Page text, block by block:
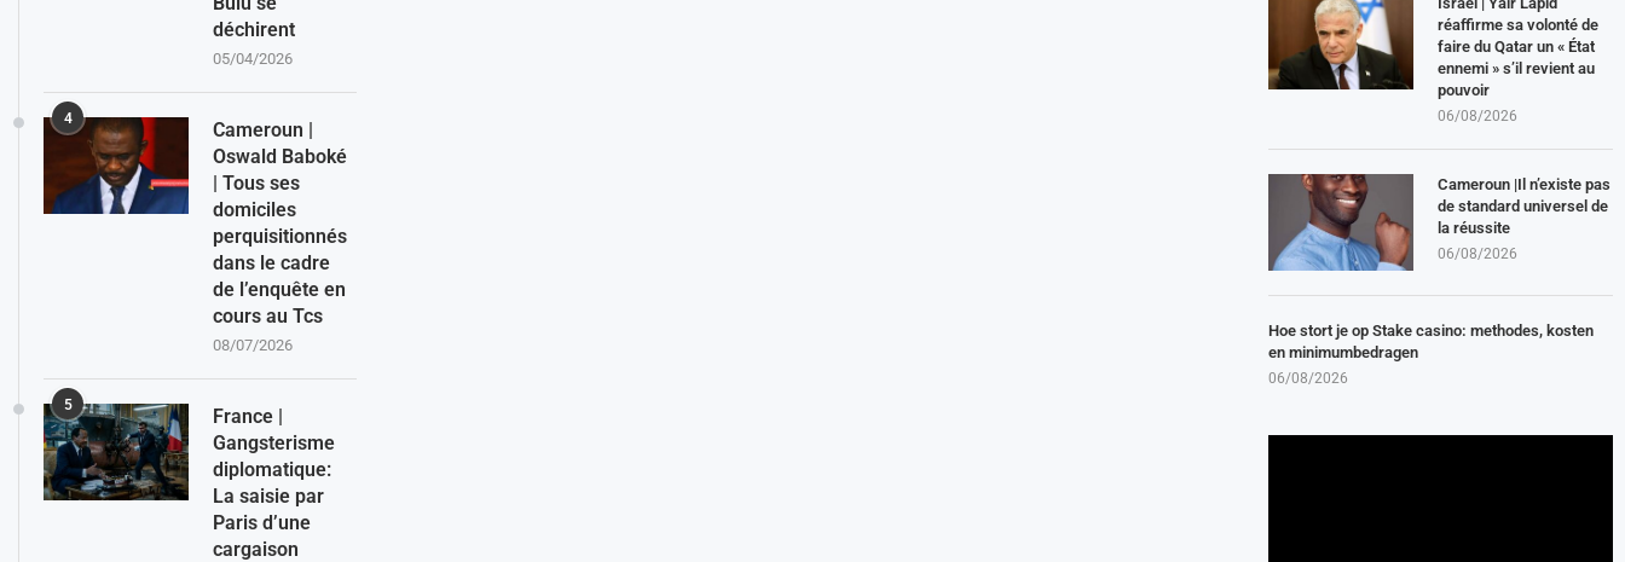
réaffirme sa volonté de
faire du Qatar un « État
ennemi » s’il revient au
pouvoir
06/08/2026
Cameroun |Il n’existe pas
de standard universel de
la réussite
06/08/2026
Hoe stort je op Stake casino: methodes, kosten
en minimumbedragen
06/08/2026
déchirent
05/04/2026
4
Cameroun |
Oswald Baboké
| Tous ses
domiciles
perquisitionnés
dans le cadre
de l’enquête en
cours au Tcs
08/07/2026
5
France |
Gangsterisme
diplomatique:
La saisie par
Paris d’une
cargaison